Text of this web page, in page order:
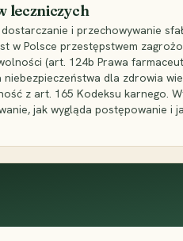
leczniczych
i przechowywanie
w Polsce przestępstwem
(art. 124b Prawa
niebezpieczeństwa dla zdrowia
z art. 165 Kodeksu karnego.
jak wygląda postępowanie i